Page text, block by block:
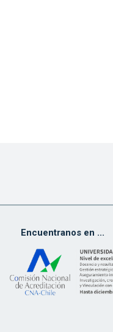
Encuentranos en ...